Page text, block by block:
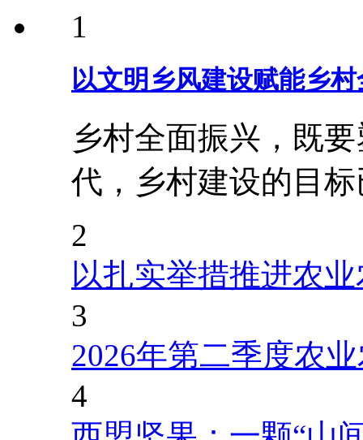
1
以文明乡风建设赋能乡
乡村全面振兴，既
代，乡村建设的目
2
以扎实举措推进农
3
2026年第二季度农
4